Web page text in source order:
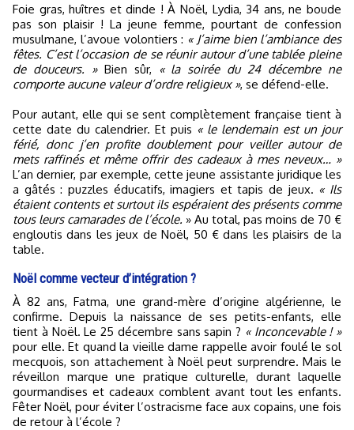
Foie gras, huîtres et dinde ! À Noël, Lydia, 34 ans, ne boude
pas son plaisir ! La jeune femme, pourtant de confession
musulmane, l’avoue volontiers : « J’aime bien l’ambiance des
fêtes. C’est l’occasion de se réunir autour d’une tablée pleine
de douceurs. »Bien sûr,
« la soirée du 24 décembre ne
comporte aucune valeur d’ordre religieux », se défend-elle.
Pour autant, elle qui se sent complètement française tient à
cette date du calendrier. Et puis « le lendemain est un jour
férié, donc j’en profite doublement pour veiller autour de
mets raffinés et même offrir des cadeaux à mes neveux… »
L’an dernier, par exemple, cette jeune assistante juridique les
a gâtés : puzzles éducatifs, imagiers et tapis de jeux. « Ils
étaient contents et surtout ils espéraient des présents comme
tous leurs camarades de l’école. » Au total, pas moins de 70 €
engloutis dans les jeux de Noël, 50 € dans les plaisirs de la
table.
Noël comme vecteur d’intégration ?
À 82 ans, Fatma, une grand-mère d’origine algérienne, le
confirme. Depuis la naissance de ses petits-enfants, elle
tient à Noël. Le 25 décembre sans sapin ? « Inconcevable ! »
pour elle. Et quand la vieille dame rappelle avoir foulé le sol
mecquois, son attachement à Noël peut surprendre. Mais le
réveillon marque une pratique culturelle, durant laquelle
gourmandises et cadeaux comblent avant tout les enfants.
Fêter Noël, pour éviter l’ostracisme face aux copains, une fois
de retour à l’école ?